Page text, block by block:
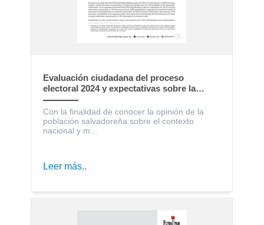
Evaluación ciudadana del proceso
electoral 2024 y expectativas sobre la
gestión gubernamental, legislativa y
municipal
Con la finalidad de conocer la opinión de la
población salvadoreña sobre el contexto
nacional y m...
Leer más..